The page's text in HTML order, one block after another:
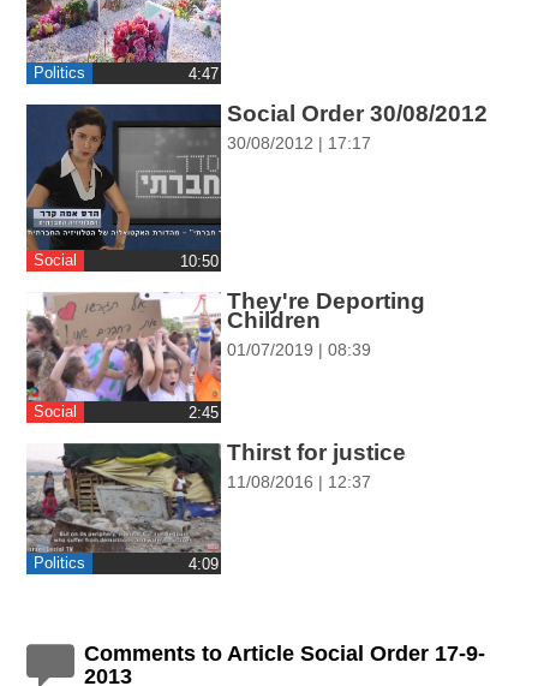
כל
ההגדרות
flag
השארת
משוב
Politics ‎4:47
Social ‎10:50
Social Order 30/08/2012
30/08/2012 | 17:17
Social ‎2:45
They're Deporting
Children
01/07/2019 | 08:39
Politics ‎4:09
Thirst for justice
11/08/2016 | 12:37
Comments to Article Social Order 17-9-
2013